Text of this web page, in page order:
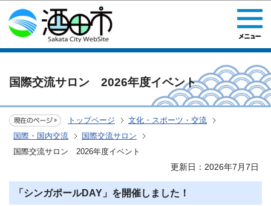
このページの本文へ移動
国際交流サロン 2026年度イベント
トップページ
文化・スポーツ・交流
国際・国内交流
国際交流サロン
国際交流サロン 2026年度イベント
更新日：2026年7月7日
「シンガポールDAY」を開催しました！